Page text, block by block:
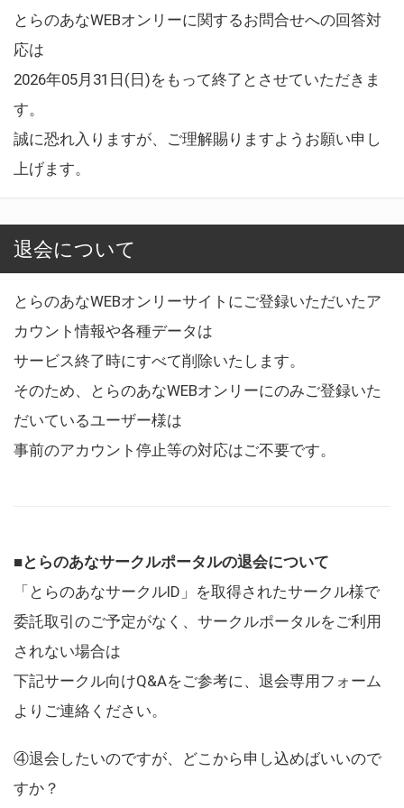
とらのあなWEBオンリーに関するお問合せへの回答対
応は
2026年05月31日(日)をもって終了とさせていただきま
す。
誠に恐れ入りますが、ご理解賜りますようお願い申し
上げます。
退会について
とらのあなWEBオンリーサイトにご登録いただいたア
カウント情報や各種データは
サービス終了時にすべて削除いたします。
そのため、とらのあなWEBオンリーにのみご登録いた
だいているユーザー様は
事前のアカウント停止等の対応はご不要です。
■とらのあなサークルポータルの退会について
「とらのあなサークルID」を取得されたサークル様で
委託取引のご予定がなく、サークルポータルをご利用
されない場合は
下記サークル向けQ&Aをご参考に、退会専用フォーム
よりご連絡ください。
④退会したいのですが、どこから申し込めばいいので
すか？